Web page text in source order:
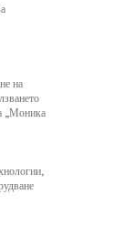
на
„Моника